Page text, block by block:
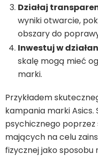
Działaj
wyniki otwarcie,
obszary do
Inwestuj w
skalę mogą mieć
marki.
Przykładem
kampania marki Asics.
psychicznego poprzez
mających na celu
fizycznej jako sposobu